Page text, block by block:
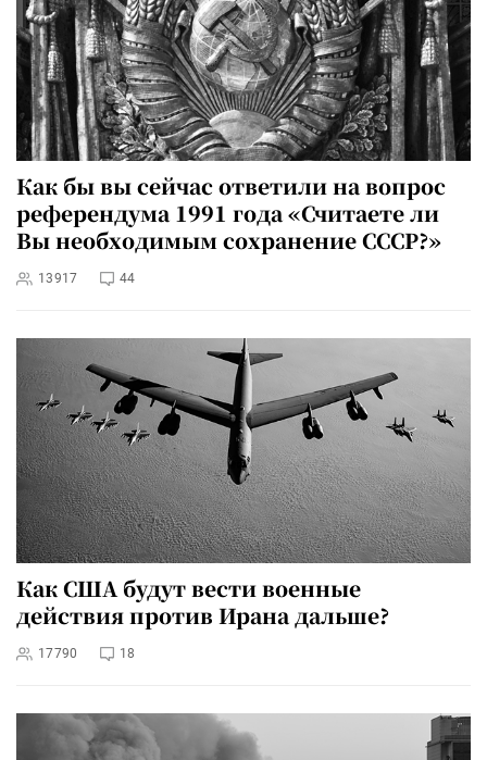
Как бы вы сейчас ответили на вопрос
референдума 1991 года «Считаете ли
Вы необходимым сохранение СССР?»
13917 44
Как США будут вести военные
действия против Ирана дальше?
17790 18